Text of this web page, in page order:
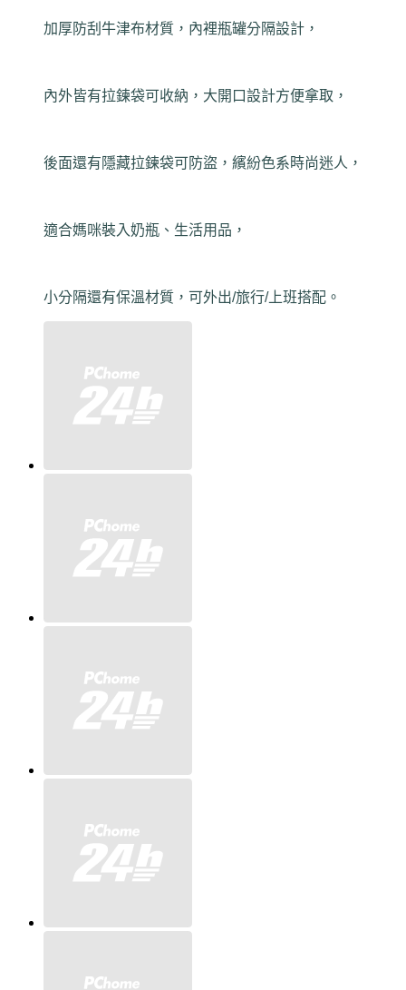
加厚防刮牛津布材質，內裡瓶罐分隔設計，
內外皆有拉鍊袋可收納，大開口設計方便拿取，
後面還有隱藏拉鍊袋可防盜，繽紛色系時尚迷人，
適合媽咪裝入奶瓶、生活用品，
小分隔還有保溫材質，可外出/旅行/上班搭配。